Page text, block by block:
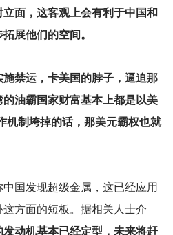
面，这客观上会有利于中国和
展他们的空间。
禁运，卡美国的脖子，逼迫那
油霸国家财富基本上都是以美
机制垮掉的话，那美元霸权也就
国发现超级金属，这已经应用
方面的短板。据相关人士介
动机基本已经定型，未来将赶